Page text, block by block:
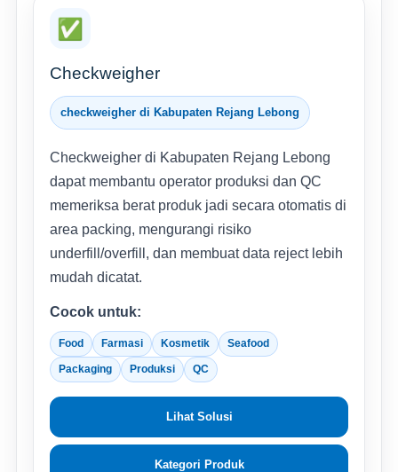
✅
Checkweigher
checkweigher di Kabupaten Rejang Lebong
Checkweigher di Kabupaten Rejang Lebong
dapat membantu operator produksi dan QC
memeriksa berat produk jadi secara otomatis di
area packing, mengurangi risiko
underfill/overfill, dan membuat data reject lebih
mudah dicatat.
Cocok untuk:
Food Farmasi Kosmetik Seafood
Packaging Produksi QC
Lihat Solusi
Kategori Produk